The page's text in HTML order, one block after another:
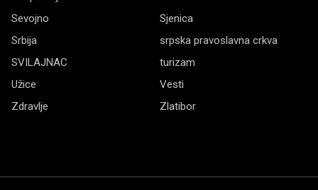
Sevojno
Sjenica
Srbija
srpska pravoslavna crkva
SVILAJNAC
turizam
Užice
Vesti
Zdravlje
Zlatibor